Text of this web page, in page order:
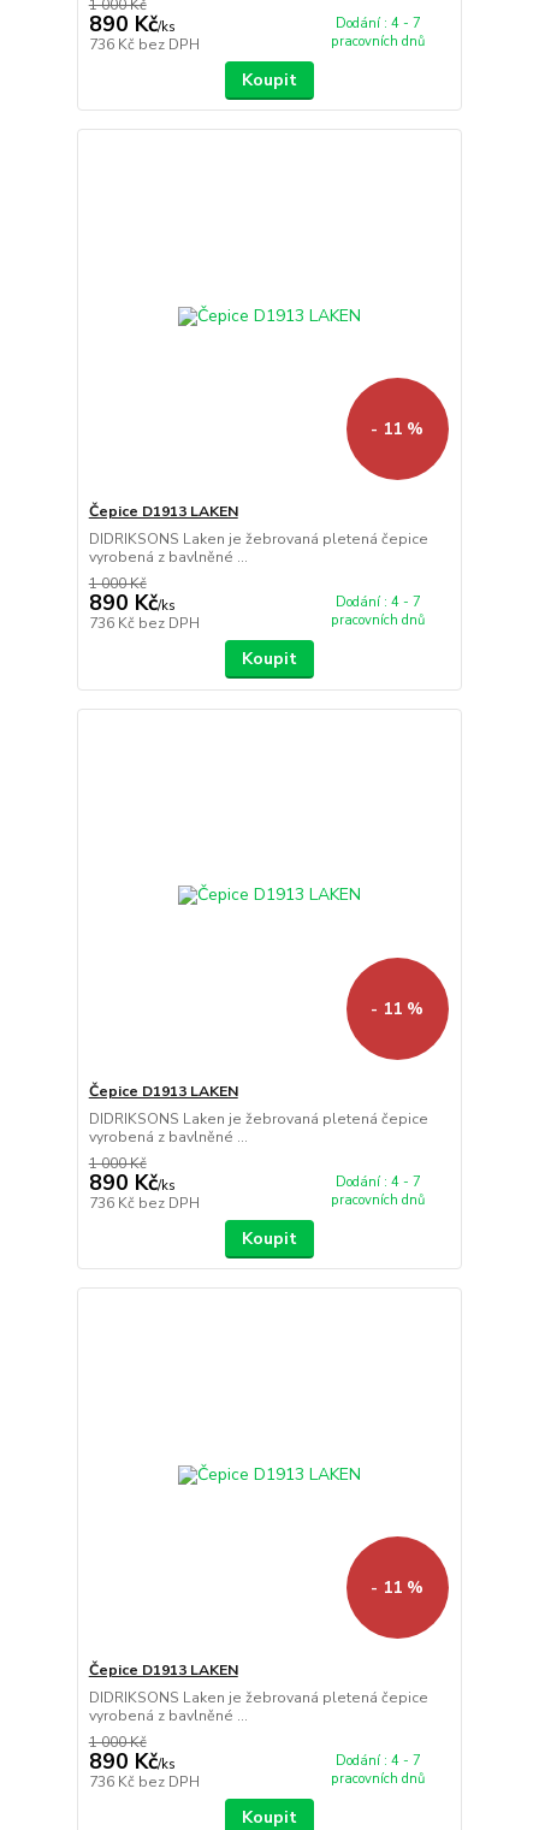
1 000 Kč
890 Kč/ks
736 Kč bez DPH
Dodání : 4 - 7
pracovních dnů
Koupit
- 11 %
Čepice D1913 LAKEN
DIDRIKSONS Laken je žebrovaná pletená čepice
vyrobená z bavlněné ...
1 000 Kč
890 Kč/ks
736 Kč bez DPH
Dodání : 4 - 7
pracovních dnů
Koupit
- 11 %
Čepice D1913 LAKEN
DIDRIKSONS Laken je žebrovaná pletená čepice
vyrobená z bavlněné ...
1 000 Kč
890 Kč/ks
736 Kč bez DPH
Dodání : 4 - 7
pracovních dnů
Koupit
- 11 %
Čepice D1913 LAKEN
DIDRIKSONS Laken je žebrovaná pletená čepice
vyrobená z bavlněné ...
1 000 Kč
890 Kč/ks
736 Kč bez DPH
Dodání : 4 - 7
pracovních dnů
Koupit